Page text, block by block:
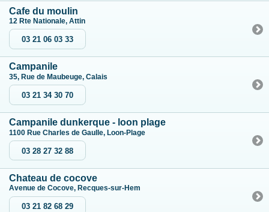
Cafe du moulin
12 Rte Nationale, Attin
03 21 06 03 33
Campanile
35, Rue de Maubeuge, Calais
03 21 34 30 70
Campanile dunkerque - loon plage
1100 Rue Charles de Gaulle, Loon-Plage
03 28 27 32 88
Chateau de cocove
Avenue de Cocove, Recques-sur-Hem
03 21 82 68 29